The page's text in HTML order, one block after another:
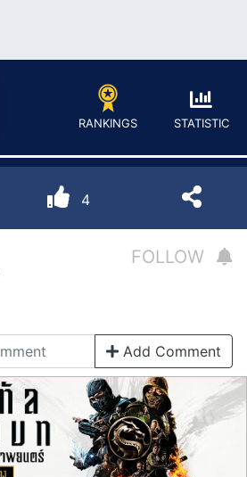
RANKINGS STATISTIC
4
FOLLOW
Add Comment